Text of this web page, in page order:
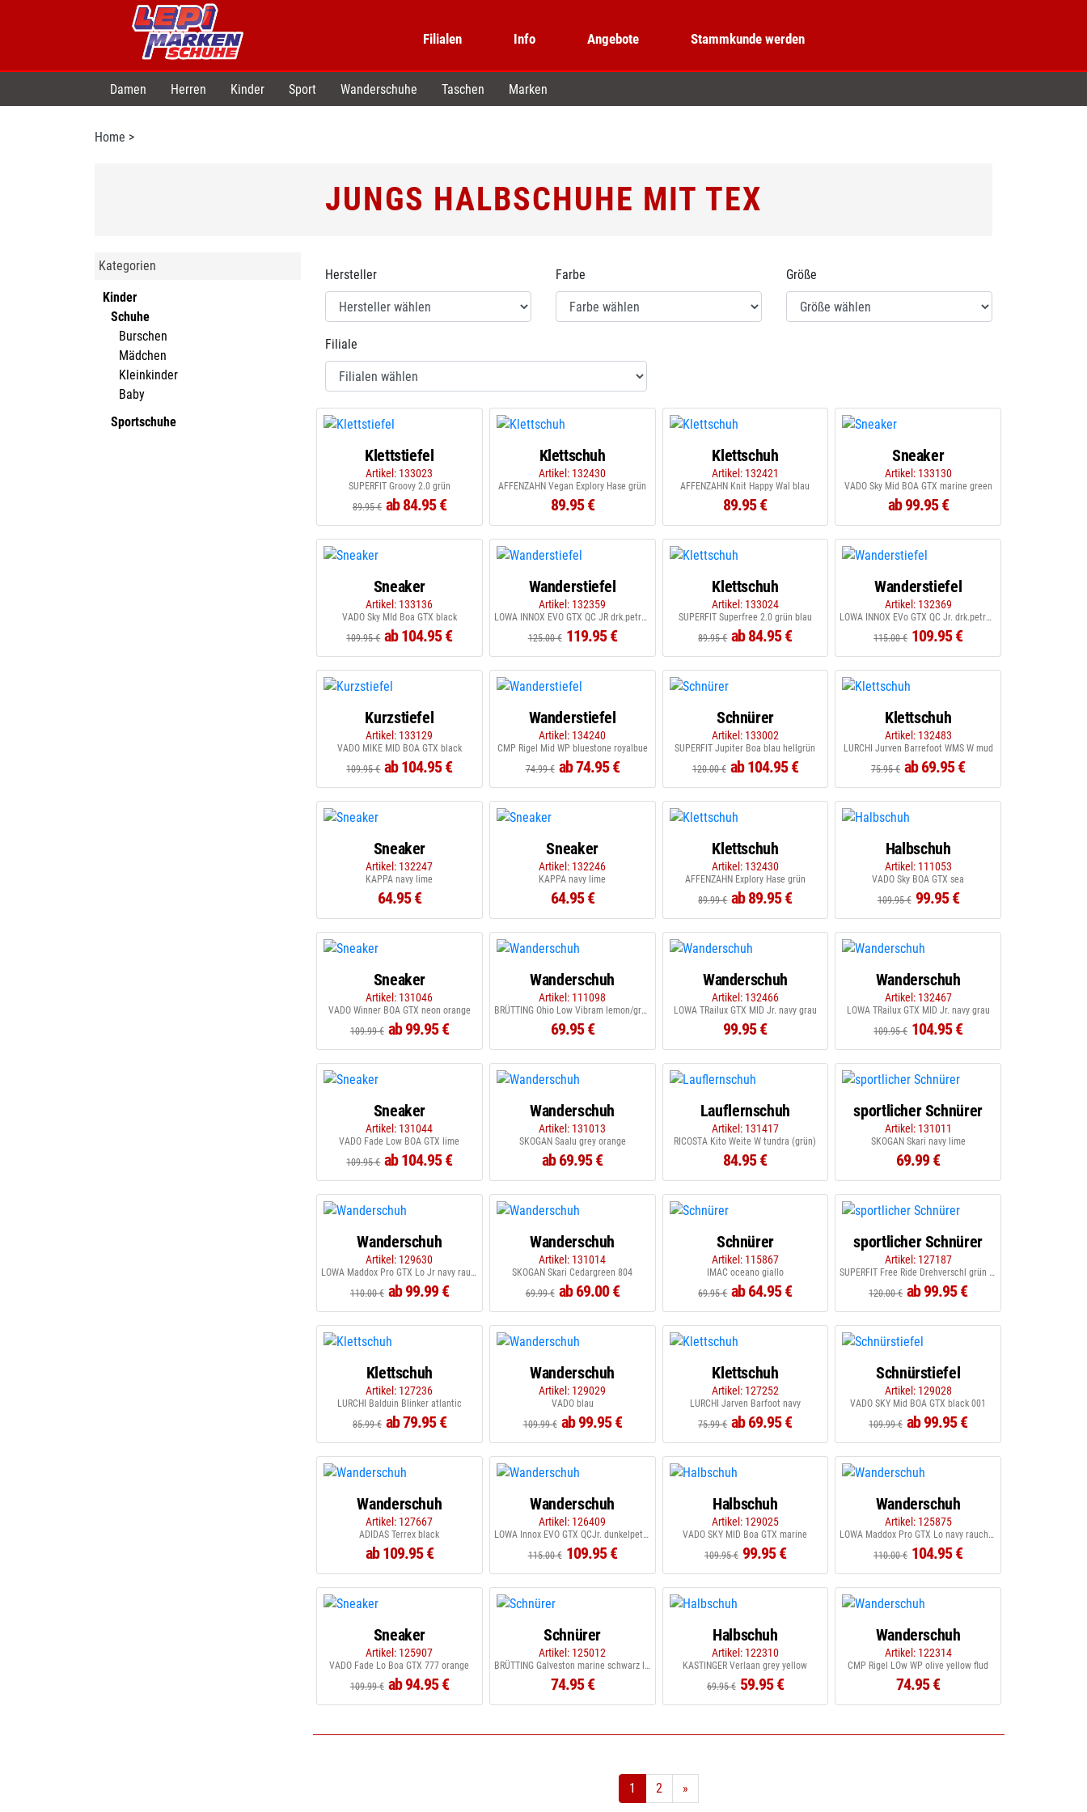
Filialen Info Angebote Stammkunde werden
Damen Herren Kinder Sport Wanderschuhe Taschen Marken
Home >
JUNGS HALBSCHUHE MIT TEX
Kategorien
Kinder
Schuhe
Burschen
Mädchen
Kleinkinder
Baby
Sportschuhe
Hersteller Farbe Größe
Filiale
Klettstiefel
Artikel: 133023
SUPERFIT Groovy 2.0 grün
89.95 € ab 84.95 €
Klettschuh
Artikel: 132430
AFFENZAHN Vegan Explory Hase grün
89.95 €
Klettschuh
Artikel: 132421
AFFENZAHN Knit Happy Wal blau
89.95 €
Sneaker
Artikel: 133130
VADO Sky Mid BOA GTX marine green
ab 99.95 €
Sneaker
Artikel: 133136
VADO Sky MId Boa GTX black
109.95 € ab 104.95 €
Wanderstiefel
Artikel: 132359
LOWA INNOX EVO GTX QC JR drk.petrol flame
125.00 € 119.95 €
Klettschuh
Artikel: 133024
SUPERFIT Superfree 2.0 grün blau
89.95 € ab 84.95 €
Wanderstiefel
Artikel: 132369
LOWA INNOX EVo GTX QC Jr. drk.petrol flame
115.00 € 109.95 €
Kurzstiefel
Artikel: 133129
VADO MIKE MID BOA GTX black
109.95 € ab 104.95 €
Wanderstiefel
Artikel: 134240
CMP Rigel Mid WP bluestone royalbue
74.99 € ab 74.95 €
Schnürer
Artikel: 133002
SUPERFIT Jupiter Boa blau hellgrün
120.00 € ab 104.95 €
Klettschuh
Artikel: 132483
LURCHI Jurven Barrefoot WMS W mud
75.95 € ab 69.95 €
Sneaker
Artikel: 132247
KAPPA navy lime
64.95 €
Sneaker
Artikel: 132246
KAPPA navy lime
64.95 €
Klettschuh
Artikel: 132430
AFFENZAHN Explory Hase grün
89.99 € ab 89.95 €
Halbschuh
Artikel: 111053
VADO Sky BOA GTX sea
109.95 € 99.95 €
Sneaker
Artikel: 131046
VADO Winner BOA GTX neon orange
109.99 € ab 99.95 €
Wanderschuh
Artikel: 111098
BRÜTTING Ohio Low Vibram lemon/grau/blau
69.95 €
Wanderschuh
Artikel: 132466
LOWA TRailux GTX MID Jr. navy grau
99.95 €
Wanderschuh
Artikel: 132467
LOWA TRailux GTX MID Jr. navy grau
109.95 € 104.95 €
Sneaker
Artikel: 131044
VADO Fade Low BOA GTX lime
109.95 € ab 104.95 €
Wanderschuh
Artikel: 131013
SKOGAN Saalu grey orange
ab 69.95 €
Lauflernschuh
Artikel: 131417
RICOSTA Kito Weite W tundra (grün)
84.95 €
sportlicher Schnürer
Artikel: 131011
SKOGAN Skari navy lime
69.99 €
Wanderschuh
Artikel: 129630
LOWA Maddox Pro GTX Lo Jr navy rauchblau
110.00 € ab 99.99 €
Wanderschuh
Artikel: 131014
SKOGAN Skari Cedargreen 804
69.99 € ab 69.00 €
Schnürer
Artikel: 115867
IMAC oceano giallo
69.95 € ab 64.95 €
sportlicher Schnürer
Artikel: 127187
SUPERFIT Free Ride Drehverschl grün hellgrün
120.00 € ab 99.95 €
Klettschuh
Artikel: 127236
LURCHI Balduin Blinker atlantic
85.99 € ab 79.95 €
Wanderschuh
Artikel: 129029
VADO blau
109.99 € ab 99.95 €
Klettschuh
Artikel: 127252
LURCHI Jarven Barfoot navy
75.99 € ab 69.95 €
Schnürstiefel
Artikel: 129028
VADO SKY Mid BOA GTX black 001
109.99 € ab 99.95 €
Wanderschuh
Artikel: 127667
ADIDAS Terrex black
ab 109.95 €
Wanderschuh
Artikel: 126409
LOWA Innox EVO GTX QCJr. dunkelpetrol flame
115.00 € 109.95 €
Halbschuh
Artikel: 129025
VADO SKY MID Boa GTX marine
109.95 € 99.95 €
Wanderschuh
Artikel: 125875
LOWA Maddox Pro GTX Lo navy rauchblau
110.00 € 104.95 €
Sneaker
Artikel: 125907
VADO Fade Lo Boa GTX 777 orange
109.99 € ab 94.95 €
Schnürer
Artikel: 125012
BRÜTTING Galveston marine schwarz lemon
74.95 €
Halbschuh
Artikel: 122310
KASTINGER Verlaan grey yellow
69.95 € 59.95 €
Wanderschuh
Artikel: 122314
CMP Rigel LOw WP olive yellow flud
74.95 €
1 2 »